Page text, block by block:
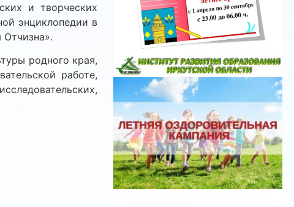
и творческих
энциклопедии в
родного края,
работе,